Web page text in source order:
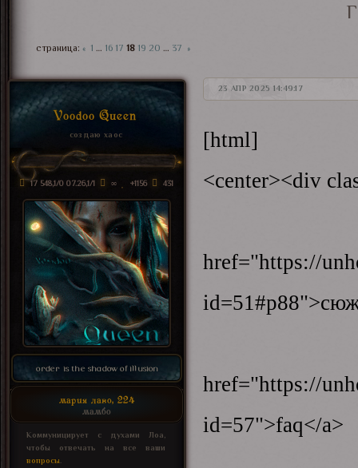
страница: « 1 … 16 17 18 19 20 … 37 »
23 АПР 2025 14:49:17
Voodoo Queen
создаю хаос
17 548,1/0 07.26,1/1 ∞ +1156 431
order is the shadow of illusion
мария лаво, 224
мамбо
Коммуницирует с духами Лоа,
чтобы отвечать на все ваши
вопросы.
[html]
<center><div
href="https://
href="https://
id=57">faq</a>